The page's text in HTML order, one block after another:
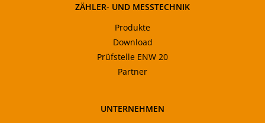
ZÄHLER- UND MESSTECHNIK
Produkte
Download
Prüfstelle ENW 20
Partner
UNTERNEHMEN